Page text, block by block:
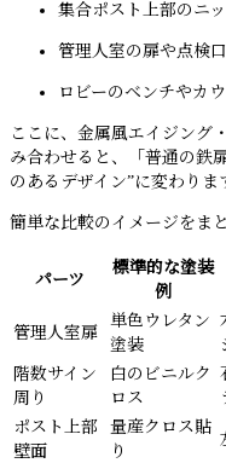
集合ポスト上部のニ
管理人室の扉や点検
ロビーのベンチやカ
ここに、金属風エイジング
み合わせると、「普通の鉄
のあるデザイン”に変わりま
簡単な比較のイメージをま
パーツ
標準的な塗装
例
管理人室扉
単色ウレタン
塗装
階数サイン
周り
白のビニルク
ロス
ポスト上部
壁面
量産クロス貼
り